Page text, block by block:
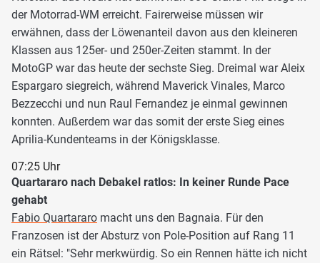
der Motorrad-WM erreicht. Fairerweise müssen wir
erwähnen, dass der Löwenanteil davon aus den kleineren
Klassen aus 125er- und 250er-Zeiten stammt. In der
MotoGP war das heute der sechste Sieg. Dreimal war Aleix
Espargaro siegreich, während Maverick Vinales, Marco
Bezzecchi und nun Raul Fernandez je einmal gewinnen
konnten. Außerdem war das somit der erste Sieg eines
Aprilia-Kundenteams in der Königsklasse.
07:25 Uhr
Quartararo nach Debakel ratlos: In keiner Runde Pace
gehabt
Fabio Quartararo macht uns den Bagnaia. Für den
Franzosen ist der Absturz von Pole-Position auf Rang 11
ein Rätsel: "Sehr merkwürdig. So ein Rennen hätte ich nicht